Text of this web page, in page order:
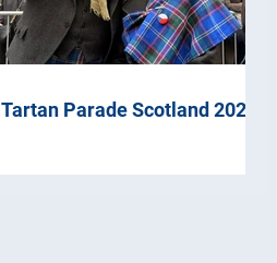
Tartan Parade Scotland 2026